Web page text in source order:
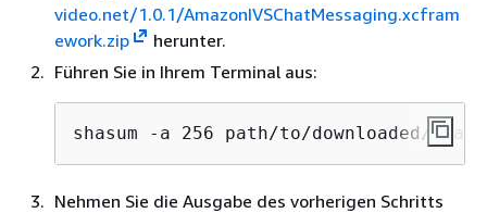
video.net/1.0.1/AmazonIVSChatMessaging.xcfram
ework.zip
herunter.
Führen Sie in Ihrem Terminal aus:
shasum -a 256 path/to/downloaded/
Nehmen Sie die Ausgabe des vorherigen Schritts